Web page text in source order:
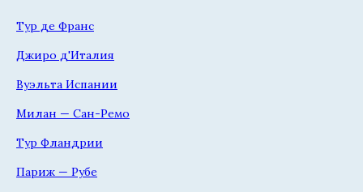
Тур де Франс
Джиро д'Италия
Вуэльта Испании
Милан — Сан-Ремо
Тур Фландрии
Париж — Рубе